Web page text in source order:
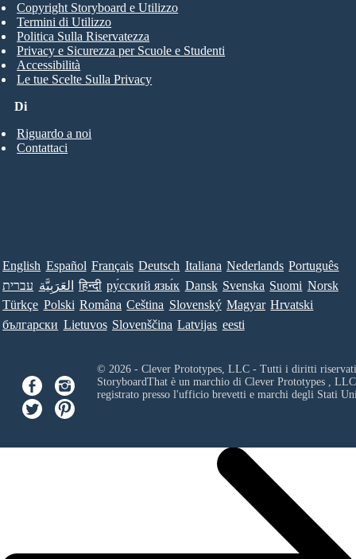
Di
Riguardo a noi
Contattaci
Copyright Storyboard e Utilizzo
Termini di Utilizzo
Politica Sulla Riservatezza
Privacy e Sicurezza per Scuole e Studenti
Accessibilità
Le tue Scelte Sulla Privacy
English Español Français Deutsch Italiana Nederlands Português
עברית العَرَبِيَّة हिन्दी ру́сский язы́к Dansk Svenska Suomi Norsk
Türkçe Polski Româna Ceština Slovenský Magyar Hrvatski
български Lietuvos Slovenščina Latvijas eesti
© 2026 - Clever Prototypes, LLC - Tutti i diritti
StoryboardThat è un marchio di Clever Prototypes , LLC
registrato presso l'ufficio brevetti e marchi degli Stati